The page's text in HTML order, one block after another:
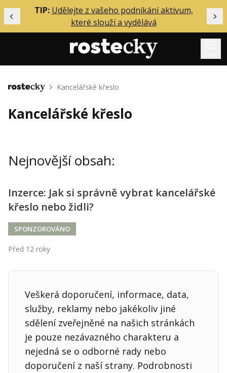
Předchozí
TIP: Udělejte z vašeho podnikání aktivum,
které slouží a vydělává
Mentoring
Solo
Inzerce
Přihlášení
Kontakt
Obchodní podmínky
Domů Kancelářské křeslo
Kancelářské křeslo
Nejnovější obsah:
Inzerce: Jak si správně vybrat kancelářské
křeslo nebo židli?
SPONZOROVÁNO
Před 12 roky
Veškerá doporučení, informace, data,
služby, reklamy nebo jakékoliv jiné
sdělení zveřejněné na našich stránkách
je pouze nezávazného charakteru a
nejedná se o odborné rady nebo
doporučení z naší strany. Podrobnosti